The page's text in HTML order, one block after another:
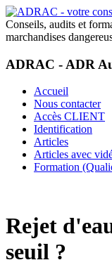
Conseils, audits et
marchandises
ADRAC - ADR
Accueil
Nous contacter
Accès CLIENT
Identification
Articles
Articles avec
Formation
Rejet
seuil ?